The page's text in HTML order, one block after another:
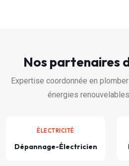
Nos partenaires
Expertise coordonnée en
énergies
ÉLECTRICITÉ
Dépannage-Électricien